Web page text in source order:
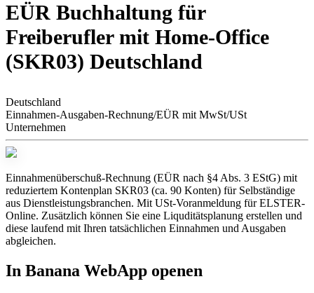
EÜR Buchhaltung für
Freiberufler mit Home-Office
(SKR03) Deutschland
Deutschland
Einnahmen-Ausgaben-Rechnung/EÜR mit MwSt/USt
Unternehmen
Einnahmenüberschuß-Rechnung (EÜR nach §4 Abs. 3 EStG) mit
reduziertem Kontenplan SKR03 (ca. 90 Konten) für Selbständige
aus Dienstleistungsbranchen. Mit USt-Voranmeldung für ELSTER-
Online. Zusätzlich können Sie eine Liquditätsplanung erstellen und
diese laufend mit Ihren tatsächlichen Einnahmen und Ausgaben
abgleichen.
In Banana WebApp openen